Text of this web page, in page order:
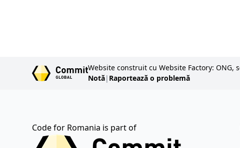
Website construit cu Website Factory: ONG,
Notă| Raportează o problemă
Code for Romania is part of